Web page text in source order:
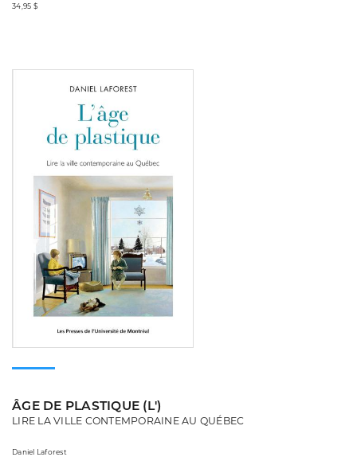
34,95 $
ÂGE DE PLASTIQUE (L')
LIRE LA VILLE CONTEMPORAINE AU QUÉBEC
Daniel Laforest